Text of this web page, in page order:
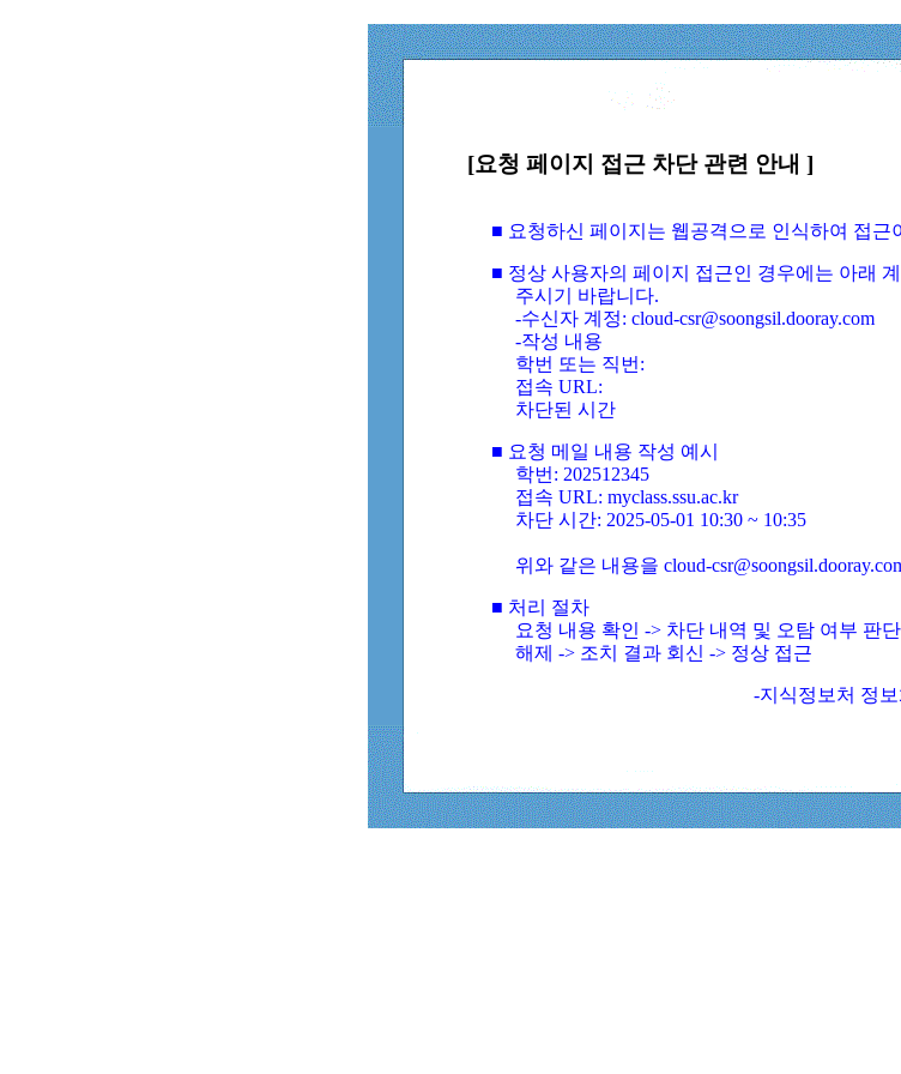
[요청 페이지 접근 차단 관련 안내 ]
■ 요청하신 페이지는 웹공격으로 인식하여 접근
■ 정상 사용자의 페이지 접근인 경우에는 아래
주시기 바랍니다.
-수신자 계정: cloud-csr@soongsil.dooray.com
-작성 내용
학번 또는 직번:
접속 URL:
차단된 시간
■ 요청 메일 내용 작성 예시
학번: 202512345
접속 URL: myclass.ssu.ac.kr
차단 시간: 2025-05-01 10:30 ~ 10:35
위와 같은 내용을 cloud-
■ 처리 절차
요청 내용 확인 -> 차단 내역 및 오탐 여부 판
해제 -> 조치 결과 회신 -> 정상 접근
-지식정보처 정